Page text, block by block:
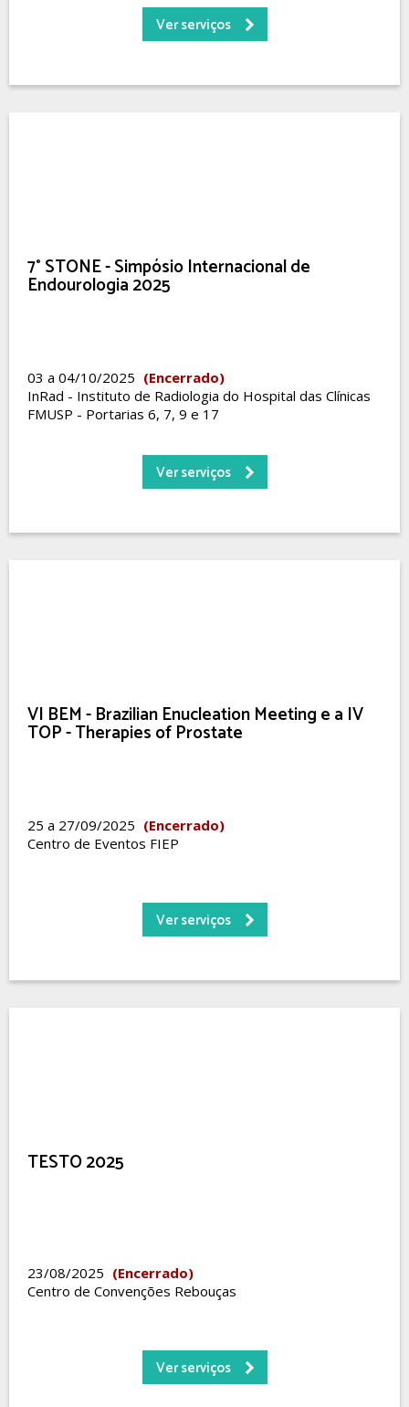
Ver serviços
7° STONE - Simpósio Internacional de
Endourologia 2025
03 a 04/10/2025 (Encerrado)
InRad - Instituto de Radiologia do Hospital das Clínicas
FMUSP - Portarias 6, 7, 9 e 17
Ver serviços
VI BEM - Brazilian Enucleation Meeting e a IV
TOP - Therapies of Prostate
25 a 27/09/2025 (Encerrado)
Centro de Eventos FIEP
Ver serviços
TESTO 2025
23/08/2025 (Encerrado)
Centro de Convenções Rebouças
Ver serviços